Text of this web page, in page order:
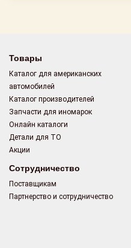
Товары
Каталог для американских
автомобилей
Каталог производителей
Запчасти для иномарок
Онлайн каталоги
Детали для ТО
Акции
Сотрудничество
Поставщикам
Партнерство и сотрудничество